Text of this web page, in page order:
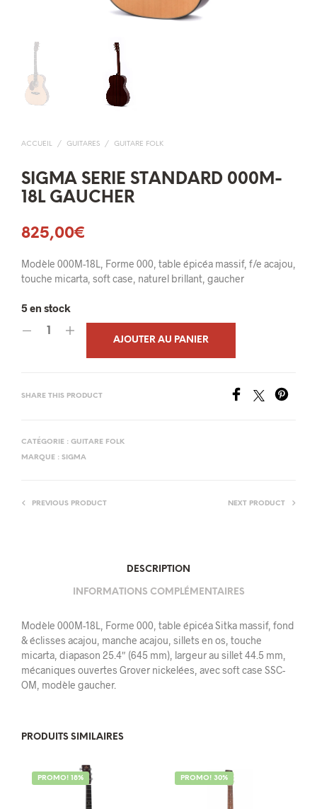
ACCUEIL / GUITARES / GUITARE FOLK
SIGMA SERIE STANDARD 000M-
18L GAUCHER
825,00€
Modèle 000M-18L, Forme 000, table épicéa massif, f/e acajou,
touche micarta, soft case, naturel brillant, gaucher
5 en stock
AJOUTER AU PANIER
SHARE THIS PRODUCT
CATÉGORIE : GUITARE FOLK
MARQUE : SIGMA
PREVIOUS PRODUCT NEXT PRODUCT
DESCRIPTION
INFORMATIONS COMPLÉMENTAIRES
Modèle 000M-18L, Forme 000, table épicéa Sitka massif, fond
& éclisses acajou, manche acajou, sillets en os, touche
micarta, diapason 25.4″ (645 mm), largeur au sillet 44.5 mm,
mécaniques ouvertes Grover nickelées, avec soft case SSC-
OM, modèle gaucher.
PRODUITS SIMILAIRES
PROMO! 18% PROMO! 30%